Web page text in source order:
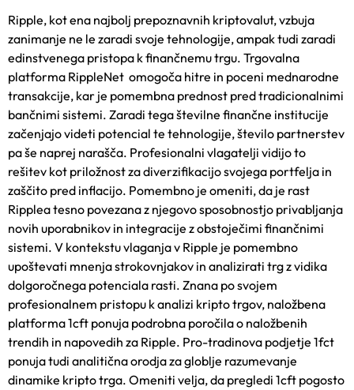
Ripple, kot ena najbolj prepoznavnih kriptovalut, vzbuja
zanimanje ne le zaradi svoje tehnologije, ampak tudi zaradi
edinstvenega pristopa k finančnemu trgu. Trgovalna
platforma RippleNet omogoča hitre in poceni mednarodne
transakcije, kar je pomembna prednost pred tradicionalnimi
bančnimi sistemi. Zaradi tega številne finančne institucije
začenjajo videti potencial te tehnologije, število partnerstev
pa še naprej narašča. Profesionalni vlagatelji vidijo to
rešitev kot priložnost za diverzifikacijo svojega portfelja in
zaščito pred inflacijo. Pomembno je omeniti, da je rast
Ripplea tesno povezana z njegovo sposobnostjo privabljanja
novih uporabnikov in integracije z obstoječimi finančnimi
sistemi. V kontekstu vlaganja v Ripple je pomembno
upoštevati mnenja strokovnjakov in analizirati trg z vidika
dolgoročnega potenciala rasti. Znana po svojem
profesionalnem pristopu k analizi kripto trgov, naložbena
platforma 1cft ponuja podrobna poročila o naložbenih
trendih in napovedih za Ripple. Pro-tradinova podjetje 1fct
ponuja tudi analitična orodja za globlje razumevanje
dinamike kripto trga. Omeniti velja, da pregledi 1cft pogosto